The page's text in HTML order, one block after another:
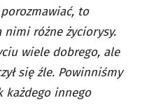
to
nimi różne życiorysy.
wiele dobrego, ale
się źle. Powinniśmy
każdego innego